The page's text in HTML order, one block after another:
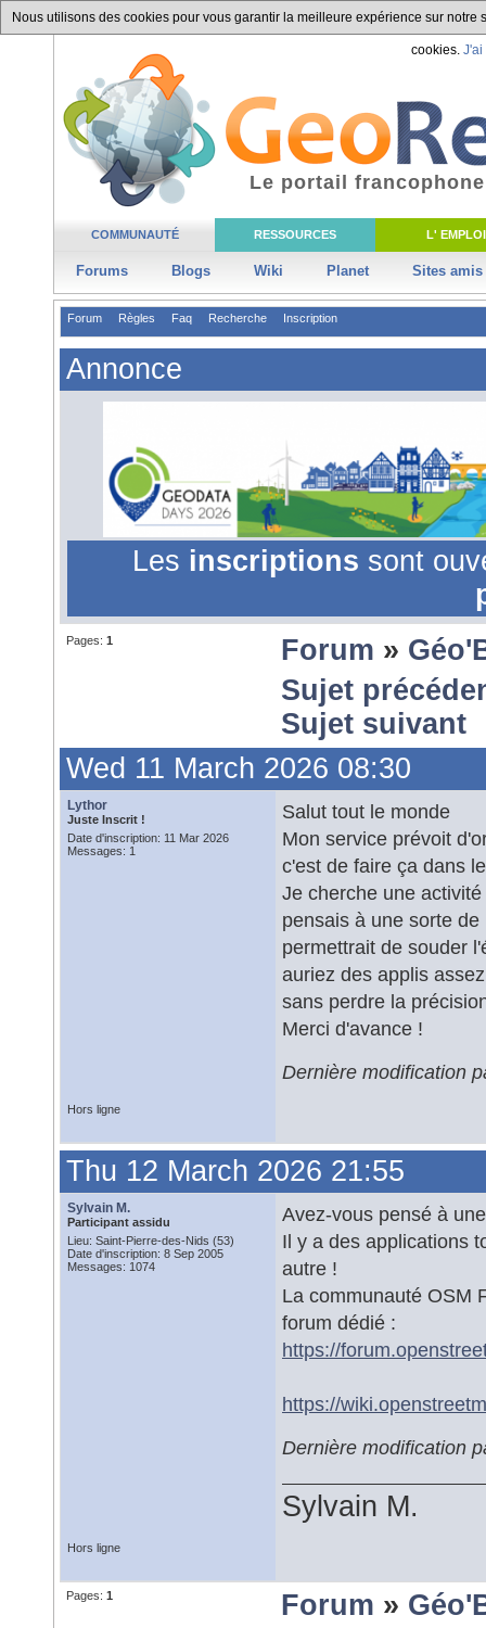
Nous utilisons des cookies pour vous garantir la meilleure expérience sur
cookies. J'ai
COMMUNAUTÉ RESSOURCES L' EMPLOI
Forums Blogs Wiki Planet Sites amis
Le portail
Forum Règles Faq Recherche Inscription
Annonce
Les inscriptions sont
Pages: 1 Forum »
Sujet
Sujet suivant
Wed 11 March 2026 08:30
Lythor
Juste Inscrit !
Date d'inscription: 11 Mar 2026
Messages: 1
Salut tout le monde
Mon service prévoit
c'est de faire ça dans
Je cherche une
pensais à une sorte
permettrait de souder
auriez des applis
sans perdre la
Merci d'avance !
Dernière modification
Hors ligne
Thu 12 March 2026 21:55
Sylvain M.
Participant assidu
Lieu: Saint-Pierre-des-Nids (53)
Date d'inscription: 8 Sep 2005
Messages: 1074
Avez-vous pensé à
Il y a des applications
autre !
La communauté OSM
forum dédié :
https://
https://
Dernière modification
Sylvain M.
Hors ligne
Pages: 1 Forum »